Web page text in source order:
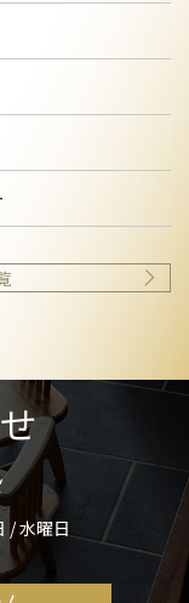
/ 水曜日